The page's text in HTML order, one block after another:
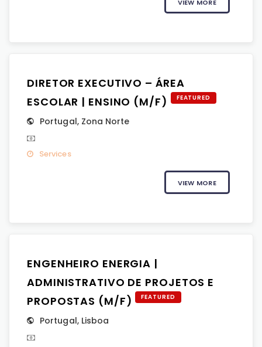
VIEW MORE
DIRETOR EXECUTIVO – ÁREA
ESCOLAR | ENSINO (M/F)
FEATURED
Portugal, Zona Norte
Services
VIEW MORE
ENGENHEIRO ENERGIA |
ADMINISTRATIVO DE PROJETOS E
PROPOSTAS (M/F)
FEATURED
Portugal, Lisboa